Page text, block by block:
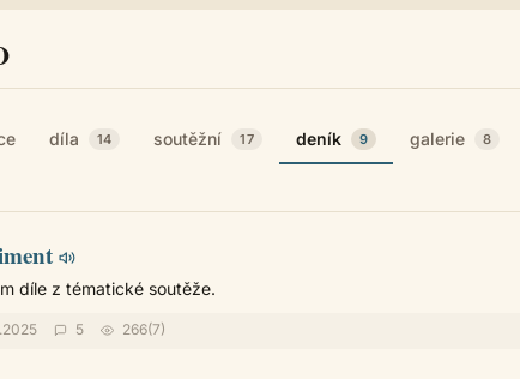
díla 14 soutěžní 17 deník 9 galerie 8
díle z tématické soutěže.
5 266(7)